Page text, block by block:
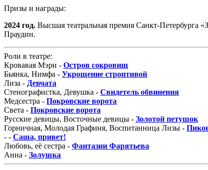
Призы и награды:
2024 год. Высшая театральная премия Санкт-
Праудин.
Роли в театре:
Кровавая Мэри - Остров сокровищ
Бьянка, Нимфа - Укрощение строптивой
Лиза - Девчата
Стенографистка, Девушка - Свидетель обвинения
Медсестра - Покровские ворота
Света - Покровские ворота
Русские девицы, Восточные девицы - Золотой петушок
Горничная, Молодая Графиня, Воспитанница Лизы -
- - Саша, привет!
Любовь, её сестра - Фантазии Фарятьева
Анна - Золушка